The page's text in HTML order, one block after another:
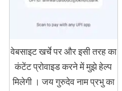
वेबसाइट खर्चे पर और इसी तरह का
कंटेंट प्रोवाइड करने में मुझे हेल्प
मिलेगी । जय गुरुदेव नाम प्रभु का